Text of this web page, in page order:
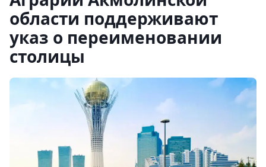
области поддерживают
указ о переименовании
столицы